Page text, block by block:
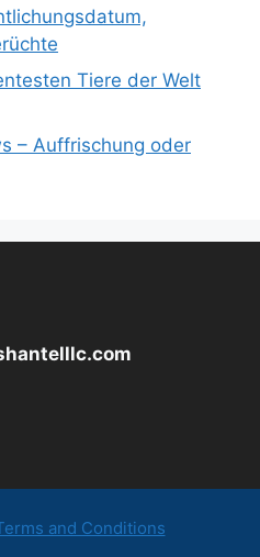
Tiere der Welt
– Auffrischung oder
and Conditions